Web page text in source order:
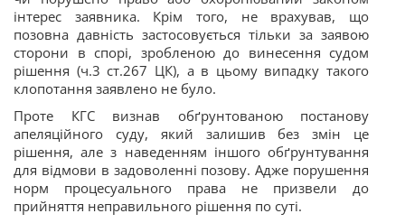
інтерес заявника. Крім того, не врахував, що
позовна давність застосовується тільки за заявою
сторони в спорі, зробленою до винесення судом
рішення (ч.3 ст.267 ЦК), а в цьому випадку такого
клопотання заявлено не було.
Проте КГС визнав обґрунтованою постанову
апеляційного суду, який залишив без змін це
рішення, але з наведенням іншого обґрунтування
для відмови в задоволенні позову. Адже порушення
норм процесуального права не призвели до
прийняття неправильного рішення по суті.